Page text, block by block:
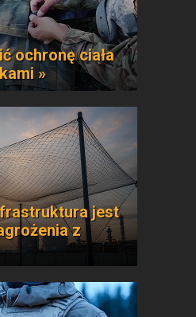
ochronę ciała
»
jest
z